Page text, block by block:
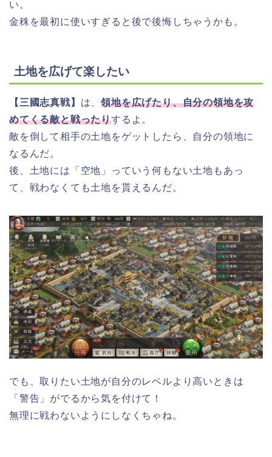
い。
金秼を最初に使いすぎると後で後悔しちゃうかも。
土地を広げて楽したい
【三國志真戦】 は、領地を広げたり、自分の領地を攻
めてくる敵と戦ったりするよ。
敵を倒して相手の土地をゲットしたら、自分の領地に
なるんだ。
後、土地には「空地」っていう何もない土地もあっ
て、戦わなくても土地を貰えるんだ。
でも、取りたい土地が自分のレベルより高いときは
「警告」がでるから気を付けて！
無理に戦わないようにしなくちゃね。